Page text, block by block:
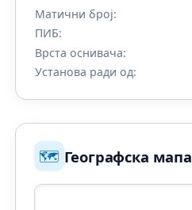
Матични број:
ПИБ:
Врста оснивача:
Установа ради од:
🗺️ Географска мапа